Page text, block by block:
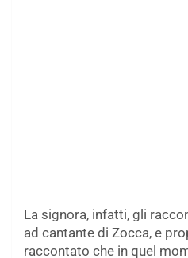
La signora, infatti, gli
ad cantante di Zocca, e
raccontato che in quel